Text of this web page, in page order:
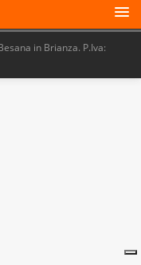
in Brianza. P.Iva: